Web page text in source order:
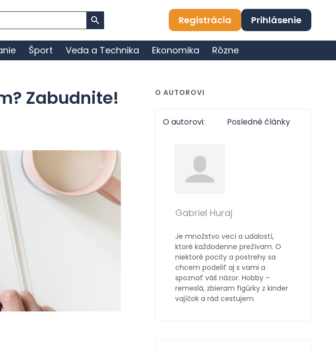
for:
Search Button
Registrácia Prihlásenie
Šport Veda a Technika Ekonomika Rôzne
Zabudnite! O AUTOROVI
O autorovi: Posledné články
Gabriel Huraj
Je množstvo vecí a udalostí,
ktoré každodenne prežívam. O
niektoré pocity a postrehy sa
chcem podeliť aj s vami a
spoznať váš názor. Hobby –
remeslá, zbieram figúrky z kinder
vajíčok a rád cestujem.